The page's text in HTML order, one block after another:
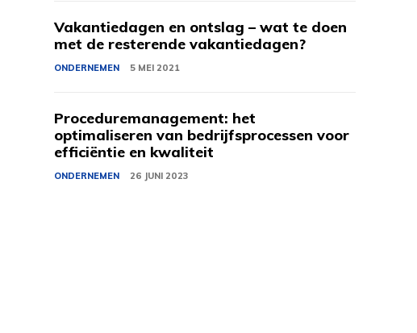
Vakantiedagen en ontslag – wat te doen
met de resterende vakantiedagen?
ONDERNEMEN 5 MEI 2021
Proceduremanagement: het
optimaliseren van bedrijfsprocessen voor
efficiëntie en kwaliteit
ONDERNEMEN 26 JUNI 2023